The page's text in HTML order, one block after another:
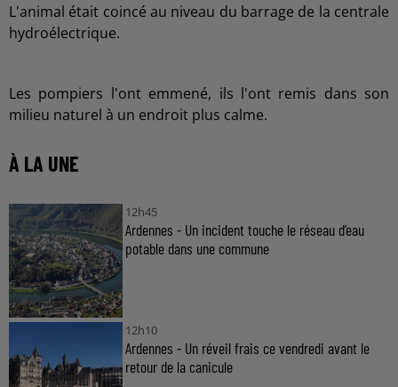
L'animal était coincé au niveau du barrage de la centrale
hydroélectrique.
Les pompiers l'ont emmené, ils l'ont remis dans son
milieu naturel à un endroit plus calme.
À LA UNE
12h45
Ardennes - Un incident touche le réseau d’eau
potable dans une commune
12h10
Ardennes - Un réveil frais ce vendredi avant le
retour de la canicule